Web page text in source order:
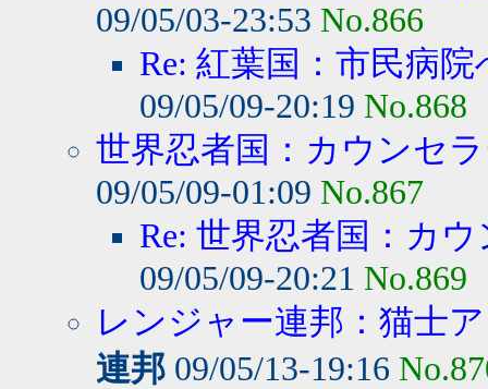
09/05/03-23:53 No.866
Re: 紅葉国：市民病
09/05/09-20:19 No.868
世界忍者国：カウンセ
09/05/09-01:09 No.867
Re: 世界忍者国：カ
09/05/09-20:21 No.869
レンジャー連邦：猫士
連邦 09/05/13-19:16